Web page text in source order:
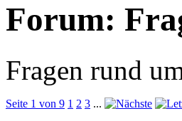
Forum:
Fragen rund
Seite 1 von 9 1 2 3 ...